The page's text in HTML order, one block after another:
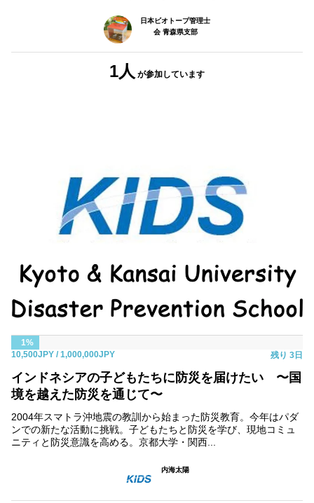
日本ビオトープ管理士
会 青森県支部
1人 が参加しています
1%
10,500JPY / 1,000,000JPY 残り 3日
インドネシアの子どもたちに防災を届けたい 〜国
境を越えた防災を通じて〜
2004年スマトラ沖地震の教訓から始まった防災教育。今年はパダ
ンでの新たな活動に挑戦。子どもたちと防災を学び、現地コミュ
ニティと防災意識を高める。京都大学・関西...
内海太陽